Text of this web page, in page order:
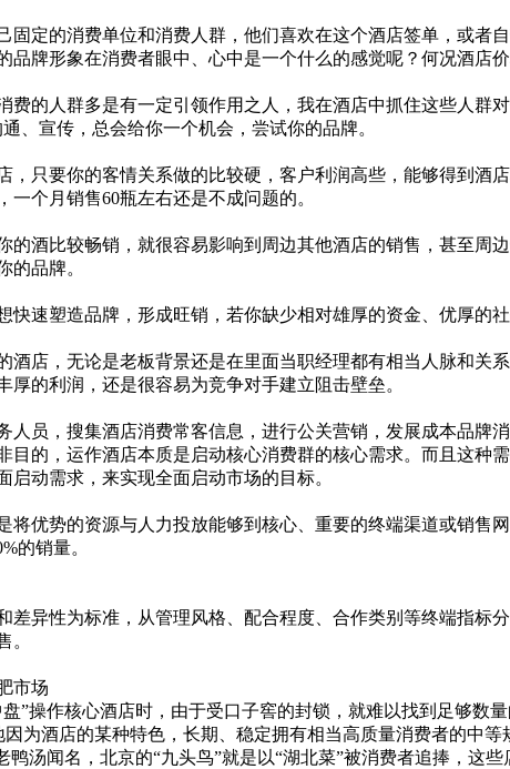
定的消费单位和消费人群，他们喜欢在这个酒店签单，或者
品牌形象在消费者眼中、心中是一个什么的感觉呢？何况酒店
的人群多是有一定引领作用之人，我在酒店中抓住这些人群
、宣传，总会给你一个机会，尝试你的品牌。
只要你的客情关系做的比较硬，客户利润高些，能够得到酒
一个月销售60瓶左右还是不成问题的。
比较畅销，就很容易影响到周边其他酒店的销售，甚至周
的品牌。
速塑造品牌，形成旺销，若你缺少相对雄厚的资金、优厚的
，无论是老板背景还是在里面当职经理都有相当人脉和关
厚的利润，还是很容易为竞争对手建立阻击壁垒。
员，搜集酒店消费常客信息，进行公关营销，发展成本品牌消
的，运作酒店本质是启动核心消费群的核心需求。而且这种
启动需求，来实现全面启动市场的目标。
势的资源与人力投放能够到核心、重要的终端渠道或销售
的销量。
异性为标准，从管理风格、配合程度、合作类别等终端指标
。
市场
操作核心酒店时，由于受口子窖的封锁，就难以找到足够数
为酒店的某种特色，长期、稳定拥有相当高质量消费者的中
鸭汤闻名，北京的“九头鸟”就是以“湖北菜”被消费者追捧，这